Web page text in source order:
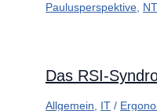
Paulusperspektive,
Das RSI-
Allgemein, IT /